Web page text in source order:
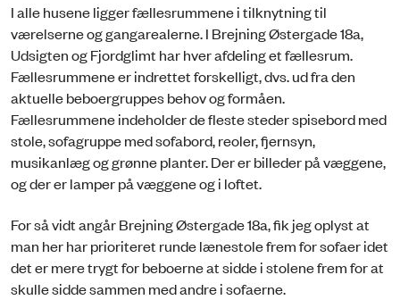
I alle husene ligger fællesrummene i tilknytning til
værelserne og gangarealerne. I Brejning Østergade 18a,
Udsigten og Fjordglimt har hver afdeling et fællesrum.
Fællesrummene er indrettet forskelligt, dvs. ud fra den
aktuelle beboergruppes behov og formåen.
Fællesrummene indeholder de fleste steder spisebord med
stole, sofagruppe med sofabord, reoler, fjernsyn,
musikanlæg og grønne planter. Der er billeder på væggene,
og der er lamper på væggene og i loftet.
For så vidt angår Brejning Østergade 18a, fik jeg oplyst at
man her har prioriteret runde lænestole frem for sofaer idet
det er mere trygt for beboerne at sidde i stolene frem for at
skulle sidde sammen med andre i sofaerne.